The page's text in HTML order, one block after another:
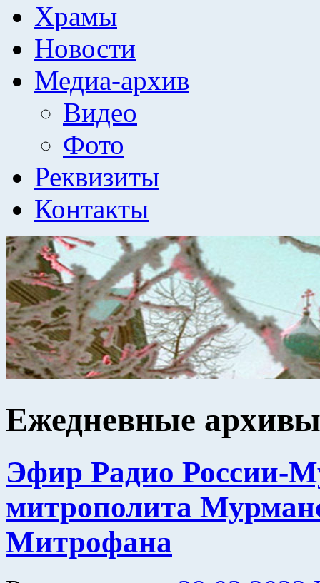
Храмы
Новости
Медиа-архив
Видео
Фото
Реквизиты
Контакты
Ежедневные
Эфир Радио России-
митрополита
Митрофана